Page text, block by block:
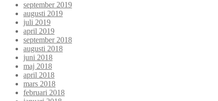
september 2019
augusti 2019
juli 2019
april 2019
september 2018
augusti 2018
juni 2018
maj 2018
april 2018
mars 2018
februari 2018